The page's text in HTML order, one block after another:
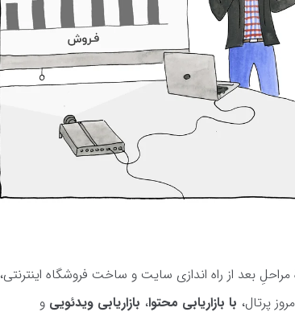
بعد از راه اندازی سایت و ساخت فروشگاه اینترنتی،
پرتال، با بازاریابی محتوا، بازاریابی ویدئویی و